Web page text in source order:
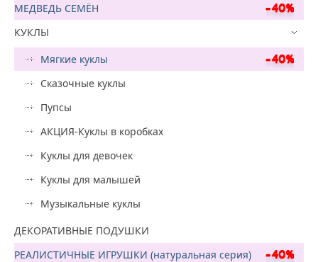
МЕДВЕДЬ СЕМЁН
КУКЛЫ
Мягкие куклы
Сказочные куклы
Пупсы
АКЦИЯ-Куклы в коробках
Куклы для девочек
Куклы для малышей
Музыкальные куклы
ДЕКОРАТИВНЫЕ ПОДУШКИ
РЕАЛИСТИЧНЫЕ ИГРУШКИ (натуральная серия)